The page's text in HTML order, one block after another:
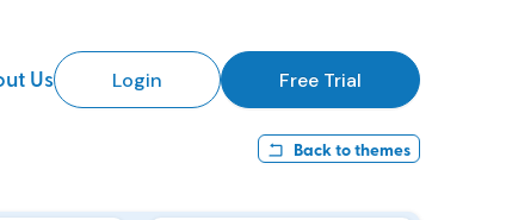
Us Login Free Trial
Back tothemes